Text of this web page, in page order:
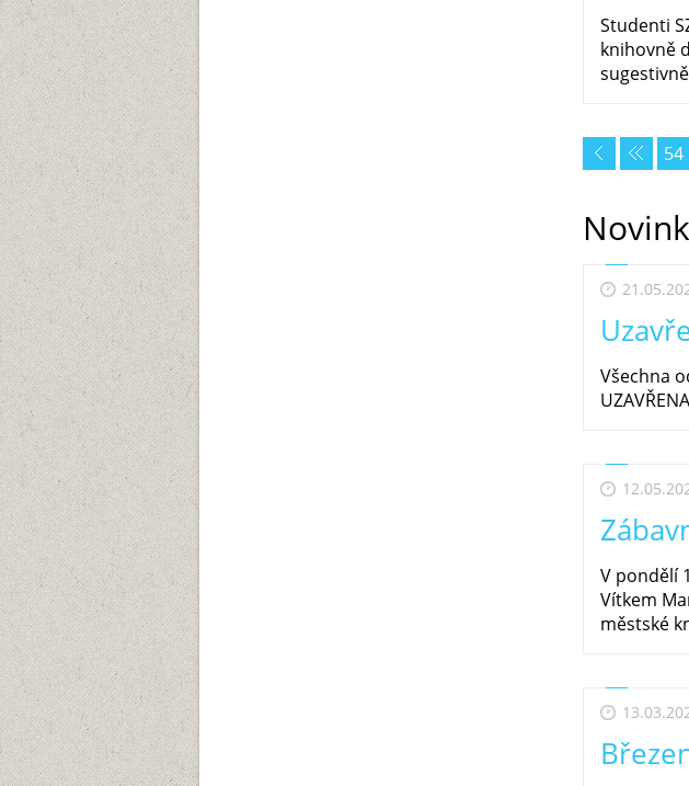
Studenti
knihovně
54
Všechna
V pondělí
Vítkem
městské